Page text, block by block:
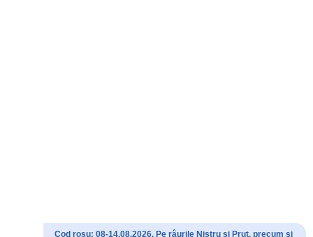
Cod roșu: 08-14.08.2026. Pe râurile Nistru și Prut, precum și